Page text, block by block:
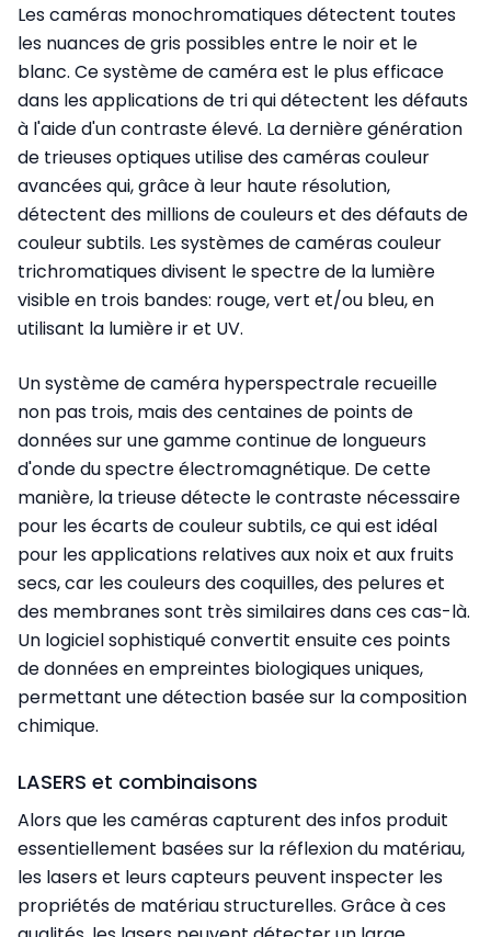
Les caméras monochromatiques détectent toutes
les nuances de gris possibles entre le noir et le
blanc. Ce système de caméra est le plus efficace
dans les applications de tri qui détectent les défauts
à l'aide d'un contraste élevé. La dernière génération
de trieuses optiques utilise des caméras couleur
avancées qui, grâce à leur haute résolution,
détectent des millions de couleurs et des défauts de
couleur subtils. Les systèmes de caméras couleur
trichromatiques divisent le spectre de la lumière
visible en trois bandes: rouge, vert et/ou bleu, en
utilisant la lumière ir et UV.
Un système de caméra hyperspectrale recueille
non pas trois, mais des centaines de points de
données sur une gamme continue de longueurs
d'onde du spectre électromagnétique. De cette
manière, la trieuse détecte le contraste nécessaire
pour les écarts de couleur subtils, ce qui est idéal
pour les applications relatives aux noix et aux fruits
secs, car les couleurs des coquilles, des pelures et
des membranes sont très similaires dans ces cas-là.
Un logiciel sophistiqué convertit ensuite ces points
de données en empreintes biologiques uniques,
permettant une détection basée sur la composition
chimique.
LASERS et combinaisons
Alors que les caméras capturent des infos produit
essentiellement basées sur la réflexion du matériau,
les lasers et leurs capteurs peuvent inspecter les
propriétés de matériau structurelles. Grâce à ces